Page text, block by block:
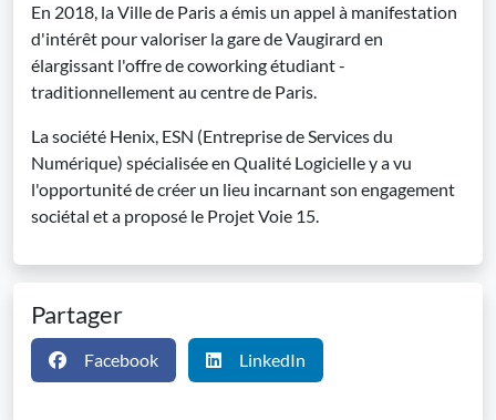
En 2018, la Ville de Paris a émis un appel à manifestation
d'intérêt pour valoriser la gare de Vaugirard en
élargissant l'offre de coworking étudiant -
traditionnellement au centre de Paris.
La société Henix, ESN (Entreprise de Services du
Numérique) spécialisée en Qualité Logicielle y a vu
l'opportunité de créer un lieu incarnant son engagement
sociétal et a proposé le Projet Voie 15.
Partager
Facebook LinkedIn